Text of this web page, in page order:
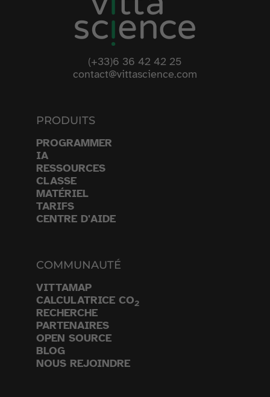
(+33)6 36 42 42 25
contact@vittascience.com
PRODUITS
PROGRAMMER
IA
RESSOURCES
CLASSE
MATÉRIEL
TARIFS
CENTRE D'AIDE
COMMUNAUTÉ
VITTAMAP
CALCULATRICE CO2
RECHERCHE
PARTENAIRES
OPEN SOURCE
BLOG
NOUS REJOINDRE